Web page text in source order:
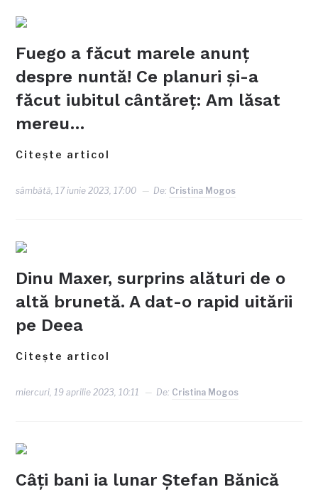
Fuego a făcut marele anunţ
despre nuntă! Ce planuri şi-a
făcut iubitul cântăreţ: Am lăsat
mereu…
Citește articol
sâmbătă, 17 iunie 2023, 17:00 De: Cristina Mogos
Dinu Maxer, surprins alături de o
altă brunetă. A dat-o rapid uitării
pe Deea
Citește articol
miercuri, 19 aprilie 2023, 10:11 De: Cristina Mogos
Câți bani ia lunar Ștefan Bănică